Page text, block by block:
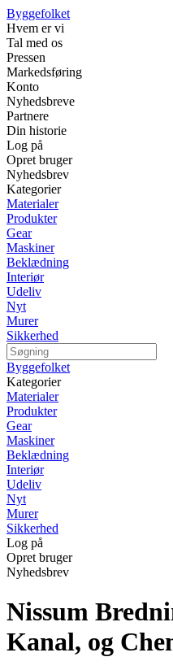
Byggefolket
Hvem er vi
Tal med os
Pressen
Markedsføring
Konto
Nyhedsbreve
Partnere
Din historie
Log på
Opret bruger
Nyhedsbrev
Kategorier
Materialer
Produkter
Gear
Maskiner
Beklædning
Interiør
Udeliv
Nyt
Murer
Sikkerhed
Byggefolket
Kategorier
Materialer
Produkter
Gear
Maskiner
Beklædning
Interiør
Udeliv
Nyt
Murer
Sikkerhed
Log på
Opret bruger
Nyhedsbrev
Nissum
Kanal, og